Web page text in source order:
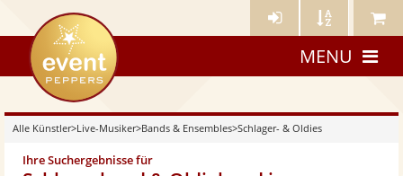
Künstler- Künstler Meine
eventpeppers
MENU
Alle Künstler>Live-Musiker>Bands & Ensembles>Schlager- & Oldies
Ihre Suchergebnisse für